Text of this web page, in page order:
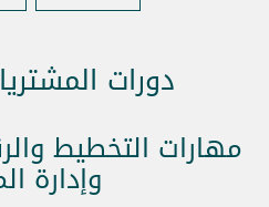
دورات
مهارات التخطيط
وإدارة